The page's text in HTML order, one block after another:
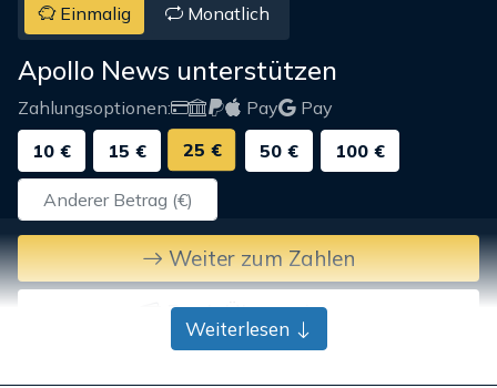
Einmalig Monatlich
Apollo News unterstützen
Zahlungsoptionen: Pay
Pay
10 €
15 € 25 € 50 € 100 €
Weiter zum Zahlen
Bank-Überweisung
Weiterlesen